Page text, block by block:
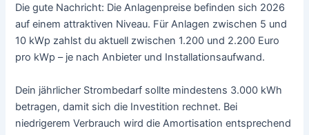
Die gute Nachricht: Die Anlagenpreise befinden sich 2026
auf einem attraktiven Niveau. Für Anlagen zwischen 5 und
10 kWp zahlst du aktuell zwischen 1.200 und 2.200 Euro
pro kWp – je nach Anbieter und Installationsaufwand.
Dein jährlicher Strombedarf sollte mindestens 3.000 kWh
betragen, damit sich die Investition rechnet. Bei
niedrigerem Verbrauch wird die Amortisation entsprechend